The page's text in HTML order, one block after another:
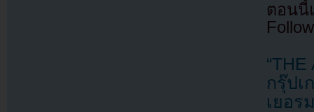
ตอนนี้
กรุ๊ปเ
เยอร